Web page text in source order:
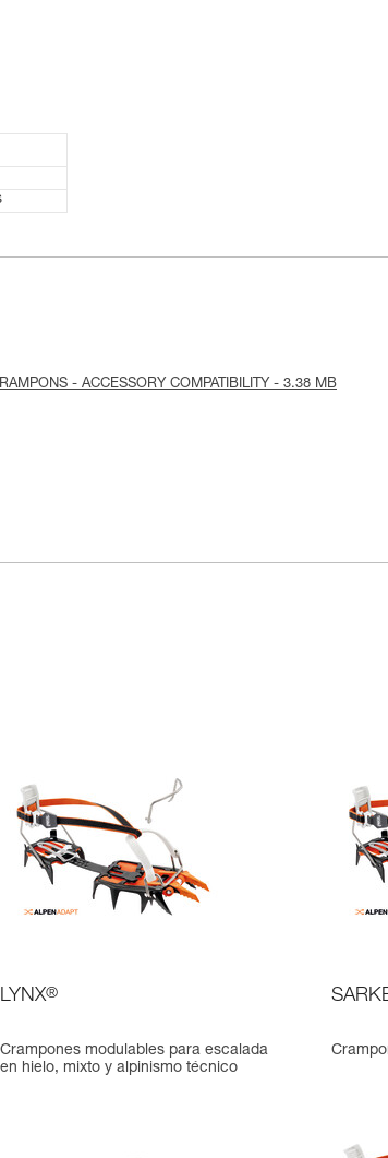
- ACCESSORY COMPATIBILITY - 3.38 MB
LYNX®
Crampones modulables para escalada
en hielo, mixto y alpinismo técnico